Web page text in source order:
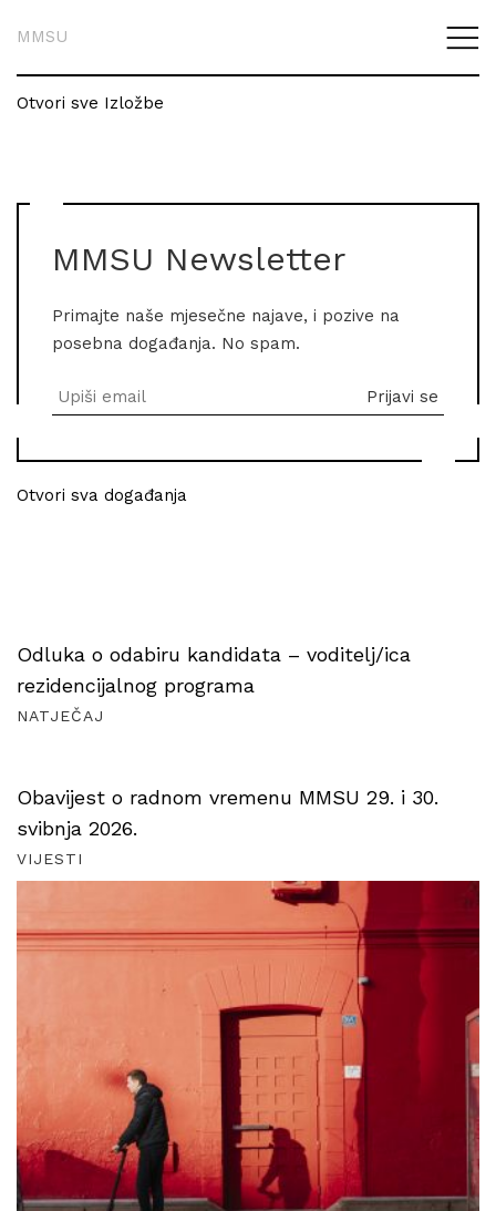
MMSU
Otvori sve Izložbe
MMSU Newsletter
Primajte naše mjesečne najave, i pozive na
posebna događanja. No spam.
Otvori sva događanja
Odluka o odabiru kandidata – voditelj/ica
rezidencijalnog programa
NATJEČAJ
Obavijest o radnom vremenu MMSU 29. i 30.
svibnja 2026.
VIJESTI